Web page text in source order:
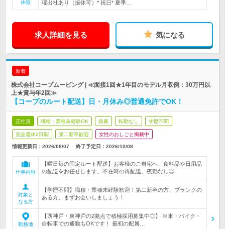
休暇
曜出社あり（振休可）* 祝日* 夏季…
求人詳細を見る 気になる
新着
株式会社コープムービング | ≪面接1回★1年目のモデル月収例：30万円以
上★賞与年2回≫
【コープのルート配送】日・月休み◎普通免許でOK！
正社員 職種・業種未経験OK 急募 転勤なし 学歴不問
完全週休2日制 第二新卒歓迎 女性のおしごと掲載中
情報更新日：2026/08/07 終了予定日： 2026/10/08
仕事内容
【曜日毎の固定ルート配送】お客様のご自宅へ、食料品や日用品
の配送をお任せします。不在時の再配達、夜勤なし◎
対象と
なる方
【学歴不問】職種・業種未経験歓迎！第二新卒の方、ブランクの
ある方、まずお会いしましょう！
勤務地
【西神戸・東神戸の2拠点で積極採用募集中◎】 ※車・バイク・
自転車での通勤もOKです！ 最初の配属…